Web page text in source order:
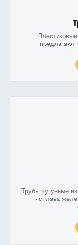
Трубы чугунные
- сплава